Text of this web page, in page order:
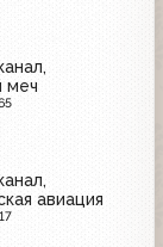
меч
авиация